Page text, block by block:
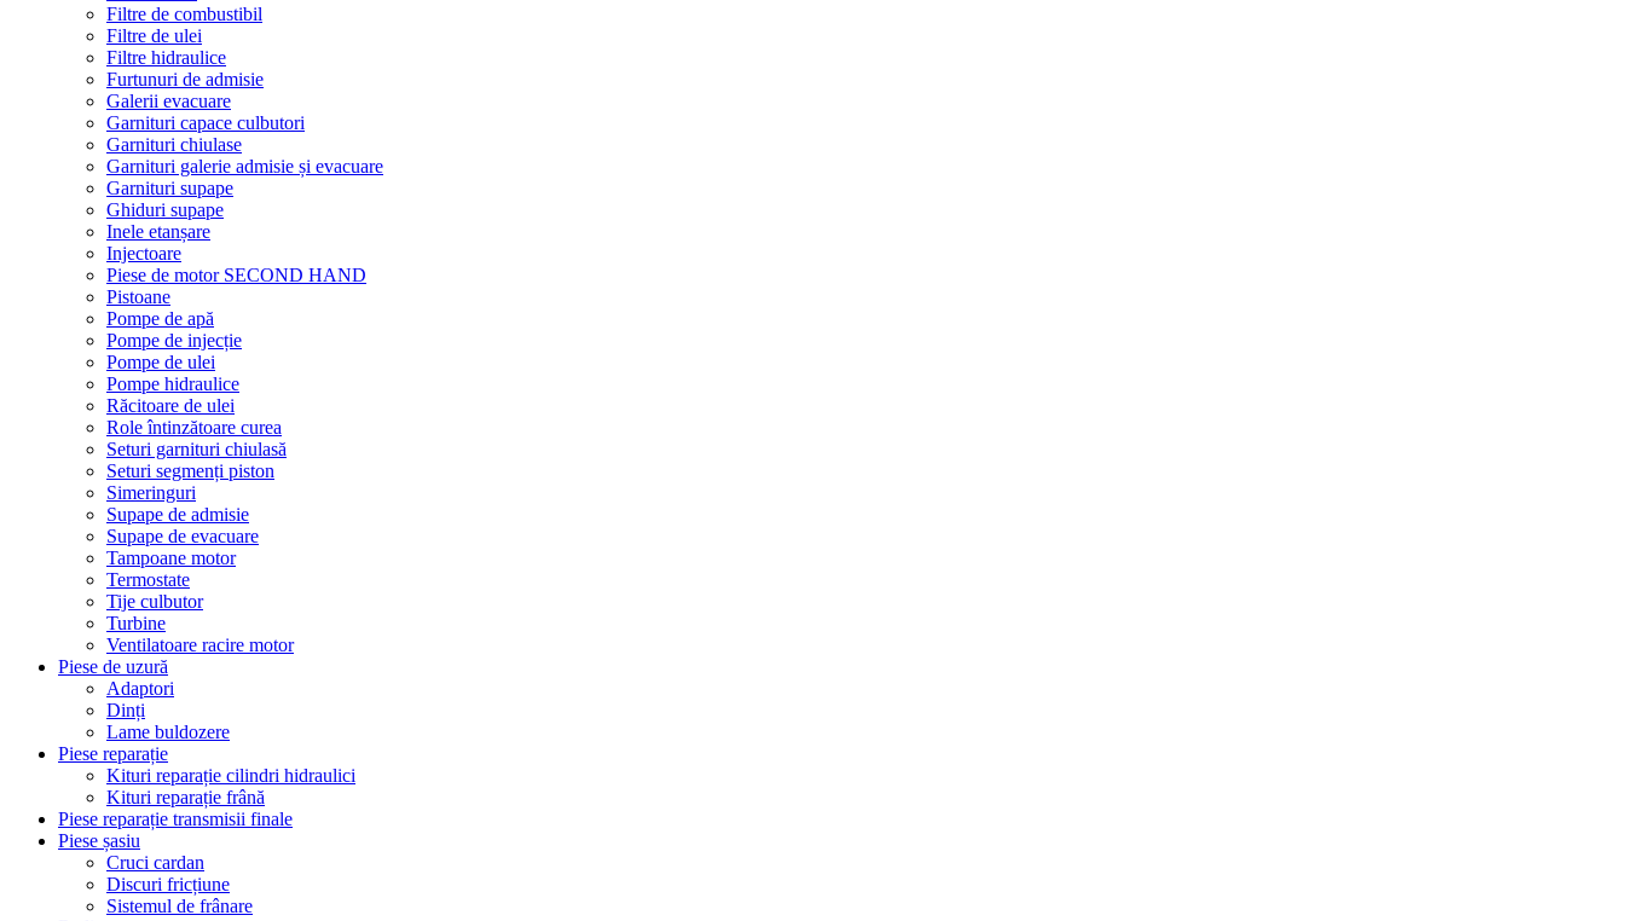
Filtre de combustibil
Filtre de ulei
Filtre hidraulice
Furtunuri de admisie
Galerii evacuare
Garnituri capace culbutori
Garnituri chiulase
Garnituri galerie admisie și evacuare
Garnituri supape
Ghiduri supape
Inele etanșare
Injectoare
Piese de motor SECOND HAND
Pistoane
Pompe de apă
Pompe de injecție
Pompe de ulei
Pompe hidraulice
Răcitoare de ulei
Role întinzătoare curea
Seturi garnituri chiulasă
Seturi segmenți piston
Simeringuri
Supape de admisie
Supape de evacuare
Tampoane motor
Termostate
Tije culbutor
Turbine
Ventilatoare racire motor
Piese de uzură
Adaptori
Dinți
Lame buldozere
Piese reparație
Kituri reparație cilindri hidraulici
Kituri reparație frână
Piese reparație transmisii finale
Piese șasiu
Cruci cardan
Discuri fricțiune
Sistemul de frânare